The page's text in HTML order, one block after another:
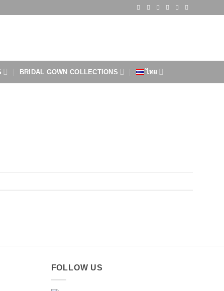
BRIDAL GOWN COLLECTIONS ไทย
FOLLOW US